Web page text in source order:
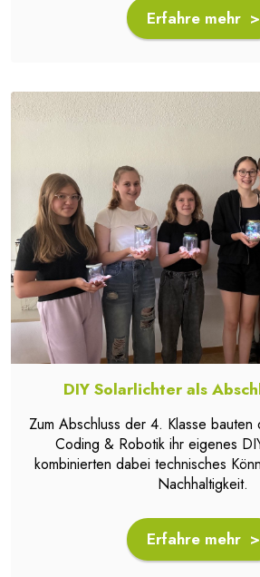
Erfahre mehr >
DIY Solarlichter als
Zum Abschluss der 4. Klasse bauten
Coding & Robotik ihr eigenes
kombinierten dabei technisches
Nachhaltigkeit.
Erfahre mehr >